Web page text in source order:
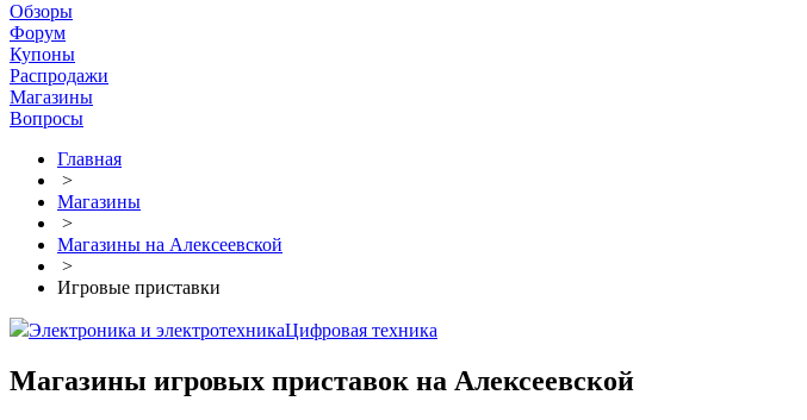
Обзоры
Форум
Купоны
Распродажи
Магазины
Вопросы
Главная
>
Магазины
>
Магазины на Алексеевской
>
Игровые приставки
Электроника и электротехникаЦифровая техника
Магазины игровых приставок на Алексеевской